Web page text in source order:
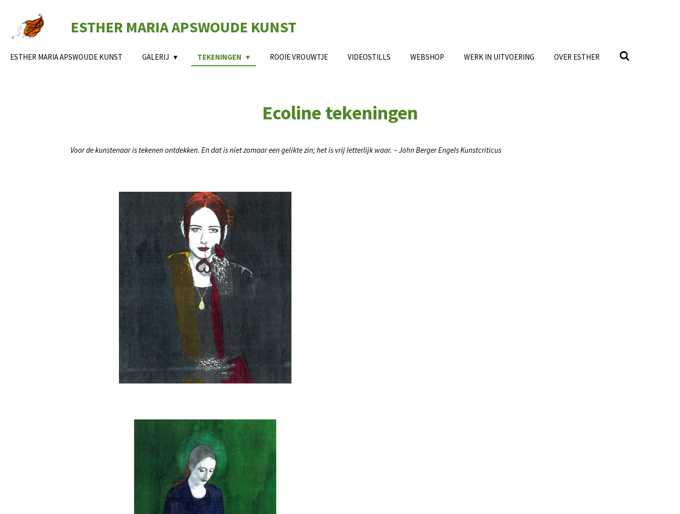
direct
naar
hoofdinhoud
ESTHER MARIA APSWOUDE KUNST
ESTHER MARIA APSWOUDE KUNST GALERIJ TEKENINGEN ROOIE VROUWTJE VIDEOSTILLS WEBSHOP WERK IN UITVOERING OVER ESTHER
Ecoline tekeningen
Voor de kunstenaar is tekenen ontdekken. En dat is niet zomaar een gelikte zin; het is vrij letterlijk waar. ~ John Berger Engels Kunstcriticus